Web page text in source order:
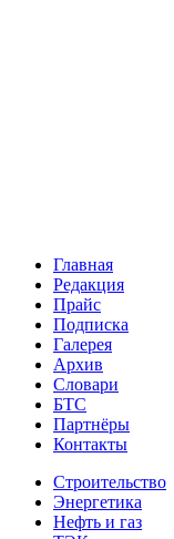
Главная
Редакция
Прайс
Подписка
Галерея
Архив
Словари
БТС
Партнёры
Контакты
Строительство
Энергетика
Нефть и газ